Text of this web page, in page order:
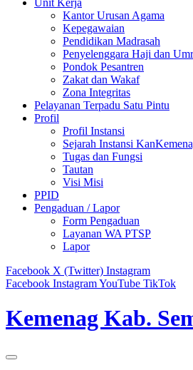
Unit Kerja
Kantor Urusan Agama
Kepegawaian
Pendidikan Madrasah
Penyelenggara Haji dan
Pondok Pesantren
Zakat dan Wakaf
Zona Integritas
Pelayanan Terpadu Satu Pintu
Profil
Profil Instansi
Sejarah Instansi
Tugas dan Fungsi
Tautan
Visi Misi
PPID
Pengaduan / Lapor
Form Pengaduan
Layanan WA PTSP
Lapor
Facebook X (Twitter) Instagram
Facebook InstagramYouTube TikTok
Kemenag Kab.